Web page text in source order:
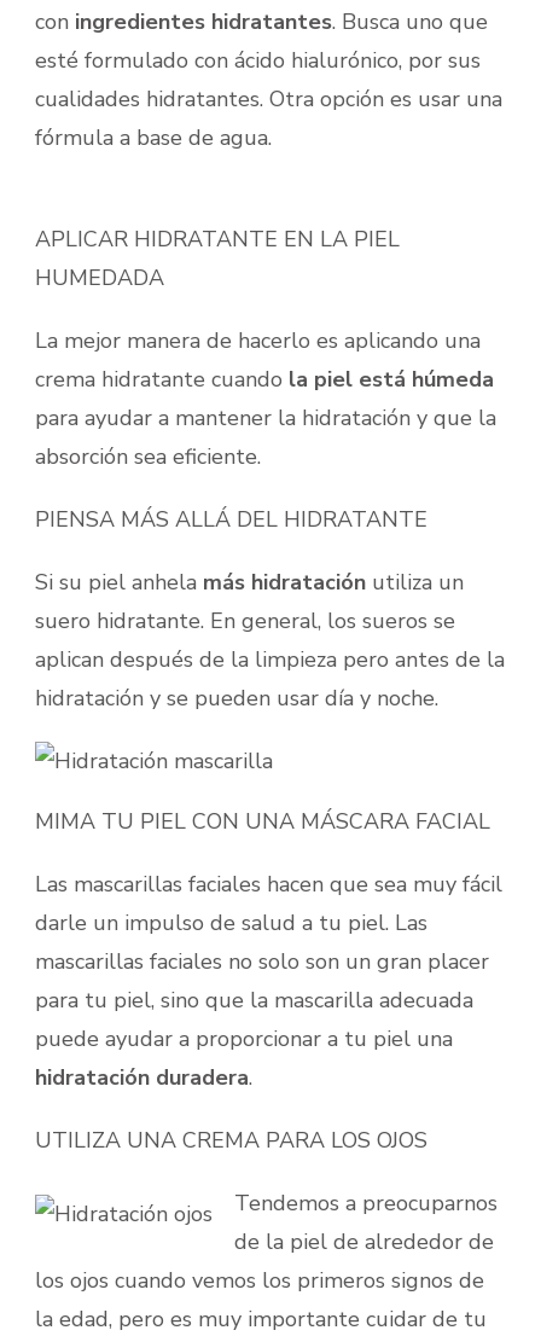
con ingredientes hidratantes. Busca uno que
esté formulado con ácido hialurónico, por sus
cualidades hidratantes. Otra opción es usar una
fórmula a base de agua.
APLICAR HIDRATANTE EN LA PIEL
HUMEDADA
La mejor manera de hacerlo es aplicando una
crema hidratante cuando la piel está húmeda
para ayudar a mantener la hidratación y que la
absorción sea eficiente.
PIENSA MÁS ALLÁ DEL HIDRATANTE
Si su piel anhela más hidratación utiliza un
suero hidratante. En general, los sueros se
aplican después de la limpieza pero antes de la
hidratación y se pueden usar día y noche.
MIMA TU PIEL CON UNA MÁSCARA FACIAL
Las mascarillas faciales hacen que sea muy fácil
darle un impulso de salud a tu piel. Las
mascarillas faciales no solo son un gran placer
para tu piel, sino que la mascarilla adecuada
puede ayudar a proporcionar a tu piel una
hidratación duradera.
UTILIZA UNA CREMA PARA LOS OJOS
Tendemos a preocuparnos
de la piel de alrededor de
los ojos cuando vemos los primeros signos de
la edad, pero es muy importante cuidar de tu